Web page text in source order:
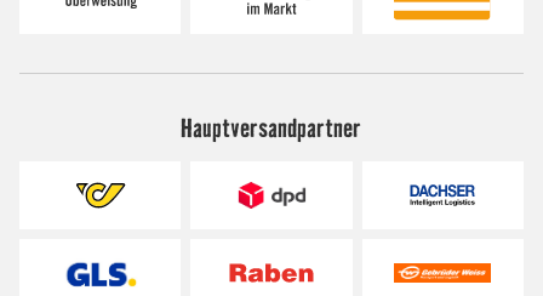
Hauptversandpartner